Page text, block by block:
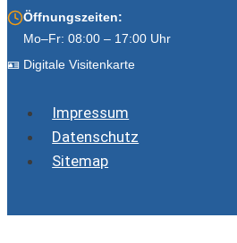
Öffnungszeiten:
Mo–Fr: 08:00 – 17:00 Uhr
🪪 Digitale Visitenkarte
Impressum
Datenschutz
Sitemap